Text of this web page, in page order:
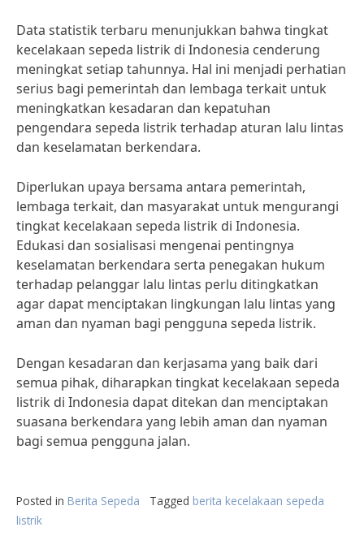
Data statistik terbaru menunjukkan bahwa tingkat
kecelakaan sepeda listrik di Indonesia cenderung
meningkat setiap tahunnya. Hal ini menjadi perhatian
serius bagi pemerintah dan lembaga terkait untuk
meningkatkan kesadaran dan kepatuhan
pengendara sepeda listrik terhadap aturan lalu lintas
dan keselamatan berkendara.
Diperlukan upaya bersama antara pemerintah,
lembaga terkait, dan masyarakat untuk mengurangi
tingkat kecelakaan sepeda listrik di Indonesia.
Edukasi dan sosialisasi mengenai pentingnya
keselamatan berkendara serta penegakan hukum
terhadap pelanggar lalu lintas perlu ditingkatkan
agar dapat menciptakan lingkungan lalu lintas yang
aman dan nyaman bagi pengguna sepeda listrik.
Dengan kesadaran dan kerjasama yang baik dari
semua pihak, diharapkan tingkat kecelakaan sepeda
listrik di Indonesia dapat ditekan dan menciptakan
suasana berkendara yang lebih aman dan nyaman
bagi semua pengguna jalan.
Posted in Berita Sepeda Tagged berita kecelakaan sepeda
listrik